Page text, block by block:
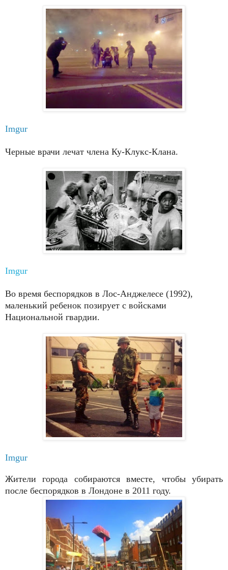
Imgur
Черные врачи лечат члена Ку-Клукс-Клана.
Imgur
Во время беспорядков в Лос-Анджелесе (1992),
маленький ребенок позирует с войсками
Национальной гвардии.
Imgur
Жители города собираются вместе, чтобы убирать
после беспорядков в Лондоне в 2011 году.